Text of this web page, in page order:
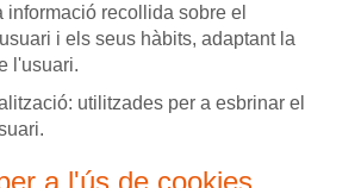
recollida sobre el
i els seus hàbits, adaptant la
l'usuari.
utilitzades per a esbrinar el
a l'ús de cookies